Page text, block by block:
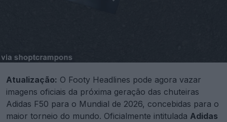
Atualização: O Footy Headlines pode agora vazar
imagens oficiais da próxima geração das chuteiras
Adidas F50 para o Mundial de 2026, concebidas para o
maior torneio do mundo. Oficialmente intitulada Adidas